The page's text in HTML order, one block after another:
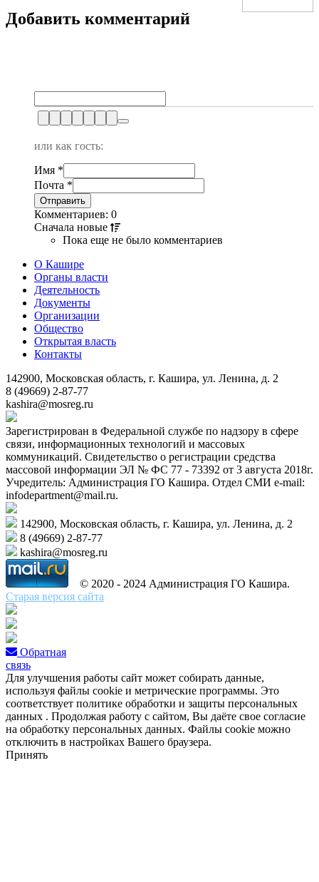
Добавить комментарий
или как гость:
Имя *
Почта *
Комментариев: 0
Сначала новые
Пока еще не было комментариев
О Кашире
Органы власти
Деятельность
Документы
Организации
Общество
Открытая власть
Контакты
142900, Московская область, г. Кашира, ул. Ленина, д. 2
8 (49669) 2-87-77
kashira@mosreg.ru
Зарегистрирован в Федеральной службе по надзору в сфере
связи, информационных технологий и массовых
коммуникаций. Свидетельство о регистрации средства
массовой информации ЭЛ № ФС 77 - 73392 от 3 августа 2018г.
Учредитель: Администрация ГО Кашира. Отдел СМИ e-mail:
infodepartment@mail.ru.
142900, Московская область, г. Кашира, ул. Ленина, д. 2
8 (49669) 2-87-77
kashira@mosreg.ru
© 2020 - 2024 Администрация ГО Кашира.
Старая версия сайта
Обратная
связь
Для улучшения работы сайт может собирать данные,
используя файлы cookie и метрические программы. Это
соответствует политике обработки и защиты персональных
данных . Продолжая работу с сайтом, Вы даёте свое согласие
на обработку персональных данных. Файлы cookie можно
отключить в настройках Вашего браузера.
Принять